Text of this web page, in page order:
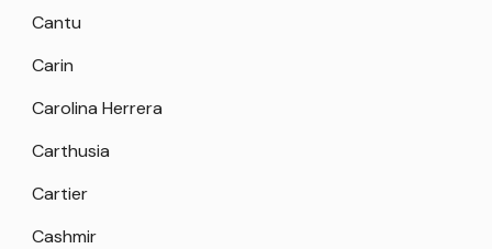
Cantu
Carin
Carolina Herrera
Carthusia
Cartier
Cashmir